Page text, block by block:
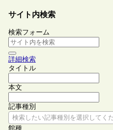
サイト内検索
検索フォーム
詳細検索
タイトル
本文
記事種別
検索したい記事種別を選択してく
館種